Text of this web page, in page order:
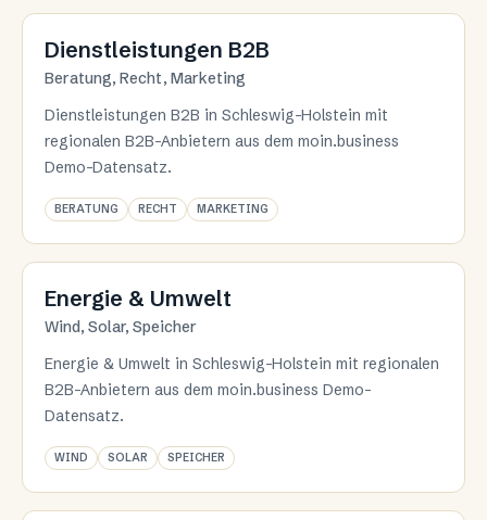
Dienstleistungen B2B
Beratung, Recht, Marketing
Dienstleistungen B2B in Schleswig-Holstein mit
regionalen B2B-Anbietern aus dem moin.business
Demo-Datensatz.
BERATUNG RECHT MARKETING
Energie & Umwelt
Wind, Solar, Speicher
Energie & Umwelt in Schleswig-Holstein mit regionalen
B2B-Anbietern aus dem moin.business Demo-
Datensatz.
WIND SOLAR SPEICHER